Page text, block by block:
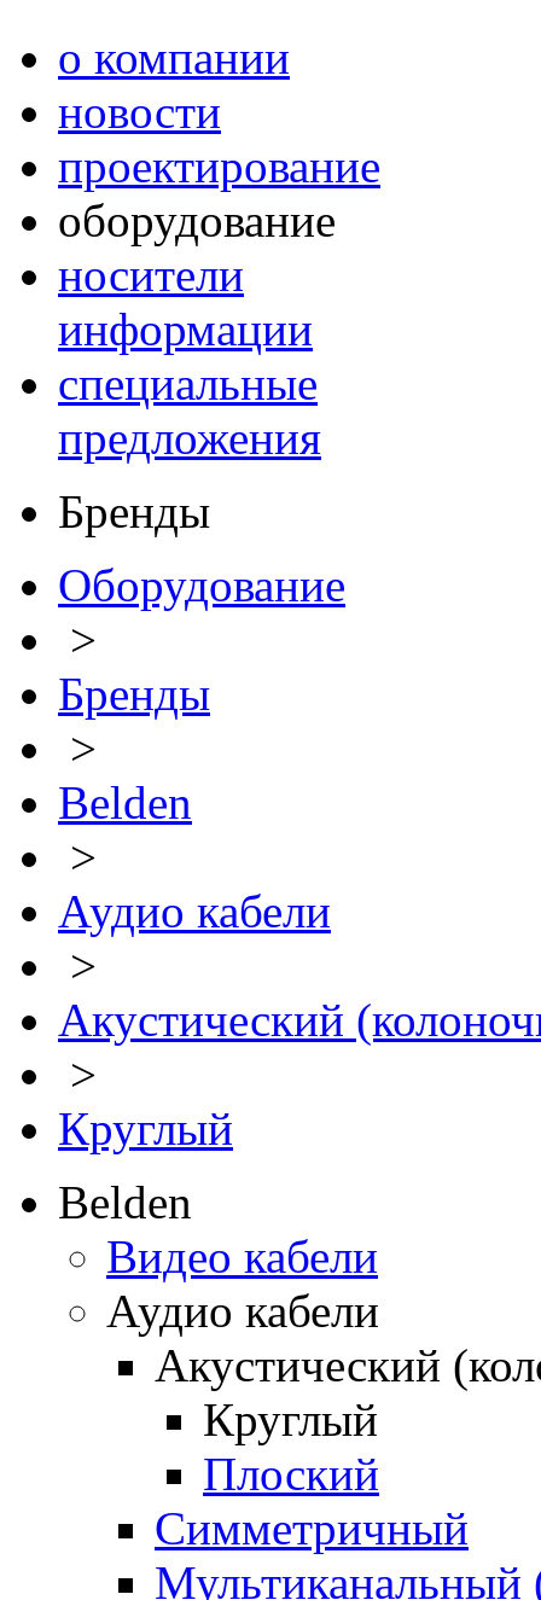
о компании
новости
проектирование
оборудование
носители
информации
специальные
предложения
Бренды
Оборудование
>
Бренды
>
Belden
>
Аудио кабели
>
Акустический
>
Круглый
Belden
Видео кабели
Аудио кабели
Акустический
Круглый
Плоский
Симметричный
Мультиканальный